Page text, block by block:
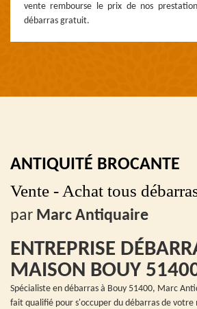
vente rembourse le prix de nos
débarras gratuit.
ANTIQUITÉ BROCANTE
Vente - Achat tous
par Marc Antiquaire
ENTREPRISE
MAISON BOUY
Spécialiste en débarras à Bouy 51400, Marc
fait qualifié pour s'occuper du débarras de votre